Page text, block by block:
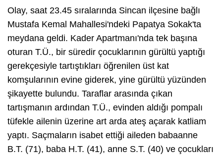
Olay, saat 23.45 sıralarında Sincan ilçesine bağlı
Mustafa Kemal Mahallesi'ndeki Papatya Sokak'ta
meydana geldi. Kader Apartmanı'nda tek başına
oturan T.Ü., bir süredir çocuklarının gürültü yaptığı
gerekçesiyle tartıştıkları öğrenilen üst kat
komşularının evine giderek, yine gürültü yüzünden
şikayette bulundu. Taraflar arasında çıkan
tartışmanın ardından T.Ü., evinden aldığı pompalı
tüfekle ailenin üzerine art arda ateş açarak katliam
yaptı. Saçmaların isabet ettiği aileden babaanne
B.T. (71), baba H.T. (41), anne S.T. (40) ve çocukları